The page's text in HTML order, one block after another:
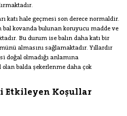
katı hale geçmesi son derece normaldir.
bal kovanda bulunan koruyucu madde ve
Bu durum ise balın daha katı bir
almasını sağlamaktadır. Yıllardır
doğal olmadığı anlamına
balda şekerlenme daha çok
Etkileyen Koşullar